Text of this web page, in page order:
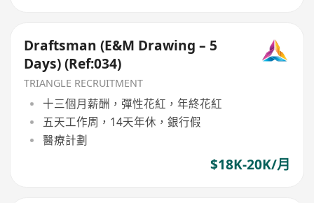
Draftsman (E&M Drawing – 5
Days) (Ref:034)
TRIANGLE RECRUITMENT
十三個月薪酬，彈性花紅，年終花紅
五天工作周，14天年休，銀行假
醫療計劃
$18K-20K/月